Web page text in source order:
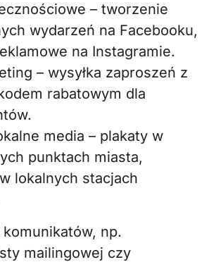
– tworzenie
wydarzeń na Facebooku,
na Instagramie.
– wysyłka zaproszeń z
rabatowym dla
media – plakaty w
punktach miasta,
lokalnych stacjach
np.
mailingowej czy